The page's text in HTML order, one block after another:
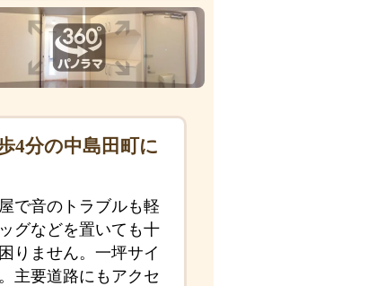
4分の中島田町に
で音のトラブルも軽
グなどを置いても十
りません。一坪サイ
主要道路にもアクセ